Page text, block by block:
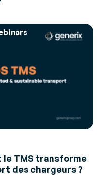
le TMS transforme
des chargeurs ?